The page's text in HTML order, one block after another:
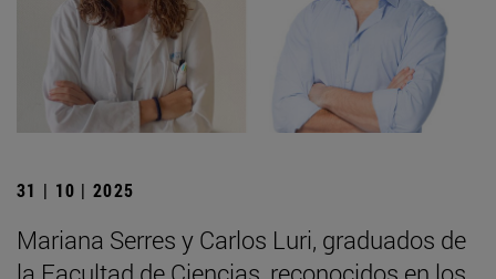
31 | 10 | 2025
Mariana Serres y Carlos Luri, graduados de
la Facultad de Ciencias, reconocidos en los